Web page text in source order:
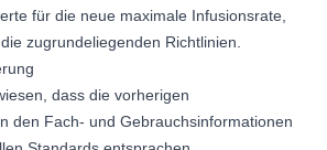
für die neue maximale Infusionsrate,
zugrundeliegenden Richtlinien.
dass die vorherigen
den Fach- und Gebrauchsinformationen